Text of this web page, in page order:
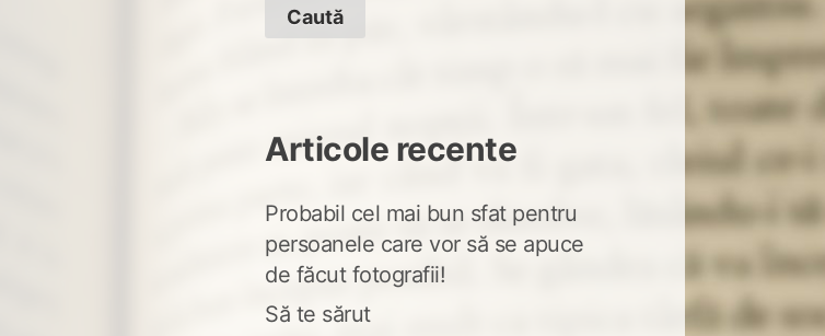
Articole recente
Probabil cel mai bun sfat pentru
persoanele care vor să se apuce
de făcut fotografii!
Să te sărut